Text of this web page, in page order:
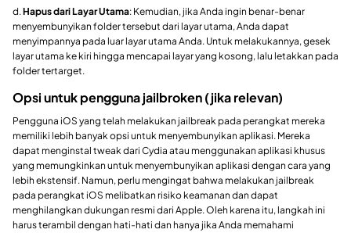
d.Hapus dari Layar Utama: Kemudian, jika Anda ingin benar-benar
menyembunyikan folder tersebut dari layar utama, Anda dapat
menyimpannya pada luar layar utama Anda. Untuk melakukannya, gesek
layar utama ke kiri hingga mencapai layar yang kosong, lalu letakkan pada
folder tertarget.
Opsi untuk pengguna jailbroken (jika relevan)
Pengguna iOS yang telah melakukan jailbreak pada perangkat mereka
memiliki lebih banyak opsi untuk menyembunyikan aplikasi. Mereka
dapat menginstal tweak dari Cydia atau menggunakan aplikasi khusus
yang memungkinkan untuk menyembunyikan aplikasi dengan cara yang
lebih ekstensif. Namun, perlu mengingat bahwa melakukan jailbreak
pada perangkat iOS melibatkan risiko keamanan dan dapat
menghilangkan dukungan resmi dari Apple. Oleh karena itu, langkah ini
harus terambil dengan hati-hati dan hanya jika Anda memahami